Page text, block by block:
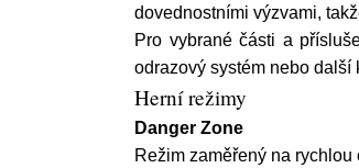
dovednostními výzvami,
Pro vybrané části a
odrazový systém nebo
Herní režimy
Danger Zone
Režim zaměřený na